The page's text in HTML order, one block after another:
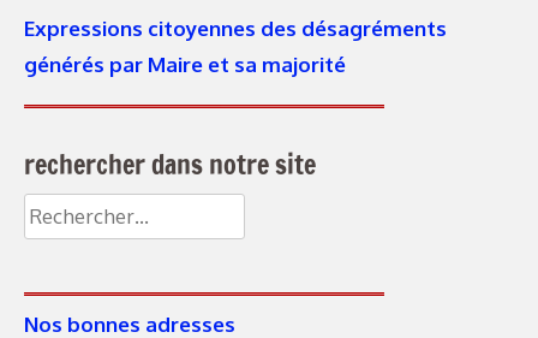
Expressions citoyennes des désagréments
générés par Maire et sa majorité
rechercher dans notre site
Rechercher :
Nos bonnes adresses